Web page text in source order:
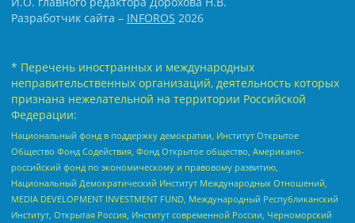
Разработчик сайта – INFOROS 2026
* Перечень иностранных и международных
неправительственных организаций, деятельность которых
признана нежелательной на территории Российской
Федерации:
Национальный фонд в поддержку демократии, Институт Открытое
Общество Фонд Содействия, Фонд Открытое общество, Американо-
российский фонд по экономическому и правовому развитию,
Национальный Демократический Институт Международных Отношений,
MEDIA DEVELOPMENT INVESTMENT FUND, Международный Республиканский
Институт, Открытая Россия, Институт современной России, Черноморский